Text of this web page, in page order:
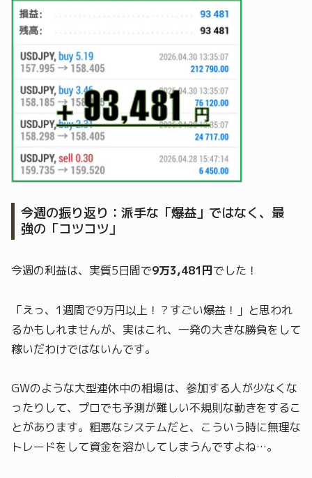
今週の振り返り：派手な「爆益」ではなく、最
強の「コツコツ」
今週の利益は、実質5日間で9万3,481円でした！
「えっ、1週間で9万円以上！？すごい爆益！」と思われ
るかもしれませんが、実はこれ、一発の大きな勝負をして
稼いだわけではないんです。
GWのような大型連休中の相場は、参加する人が少なくな
ったりして、プロでも予測が難しい不規則な動きをするこ
とがあります。粗悪なシステムだと、こういう時に無理な
トレードをして資金を溶かしてしまうんですよね…。